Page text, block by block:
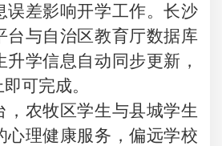
误差影响开学工作。长沙
台与自治区教育厅数据库
学信息自动同步更新，
可完成。
，农牧区学生与县城学生
心理健康服务，偏远学校